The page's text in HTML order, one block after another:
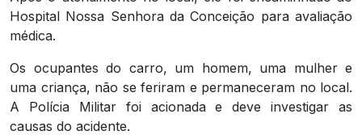
Hospital Nossa Senhora da Conceição para avaliação
médica.
Os ocupantes do carro, um homem, uma mulher e
uma criança, não se feriram e permaneceram no local.
A Polícia Militar foi acionada e deve investigar as
causas do acidente.